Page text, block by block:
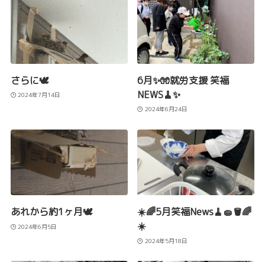
さらに🕊️
2024年7月14日
6月✨🧤就労支援 笑福
NEWS🧹✨
2024年6月24日
あれから約1ヶ月🕊️
2024年6月5日
☀️🌈5月笑福News🧹🧽🪣🌈
☀️
2024年5月18日